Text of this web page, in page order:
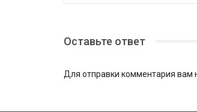
Оставьте ответ
Для отправки комментария вам